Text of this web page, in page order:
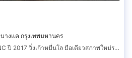
บางแค กรุงเทพมหานคร
HONDA ACCORD 2.0(EL) MNC ปี 2017 วิ่งเก้าหมื่นโล มือเดียวสภาพใหม่ราคาถูก